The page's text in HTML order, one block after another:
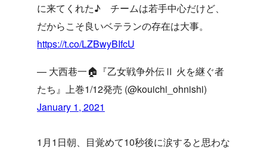
に来てくれた♪ チームは若手中心だけど、
だからこそ良いベテランの存在は大事。
https://t.co/LZBwyBIfcU
— 大西巷一🏠『乙女戦争外伝Ⅱ 火を継ぐ者
たち』上巻1/12発売 (@kouichi_ohnishi)
January 1, 2021
1月1日朝、目覚めて10秒後に涙すると思わな